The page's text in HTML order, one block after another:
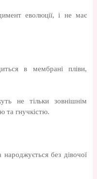
еволюції, і не має
в мембрані пліви,
не тільки зовнішнім
та гнучкістю.
без дівочої